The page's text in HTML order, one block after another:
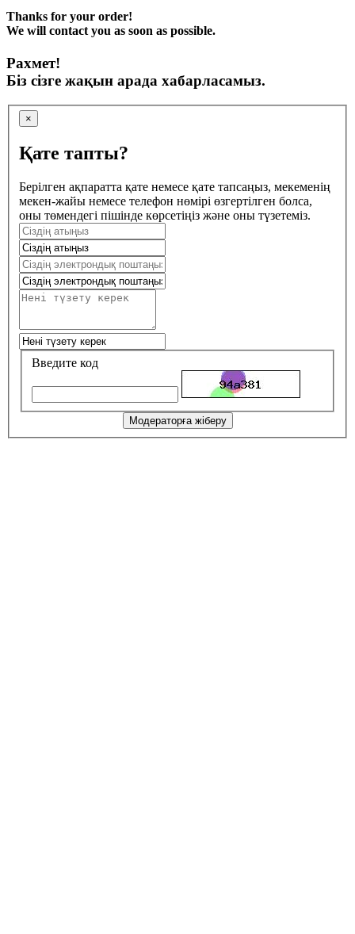
Thanks for your order!
We will contact you as soon as possible.
Рахмет!
Біз сізге жақын арада хабарласамыз.
×
Қате тапты?
Берілген ақпаратта қате немесе қате тапсаңыз, мекеменің
мекен-жайы немесе телефон нөмірі өзгертілген болса,
оны төмендегі пішінде көрсетіңіз және оны түзетеміз.
Введите код
Модераторға жіберу